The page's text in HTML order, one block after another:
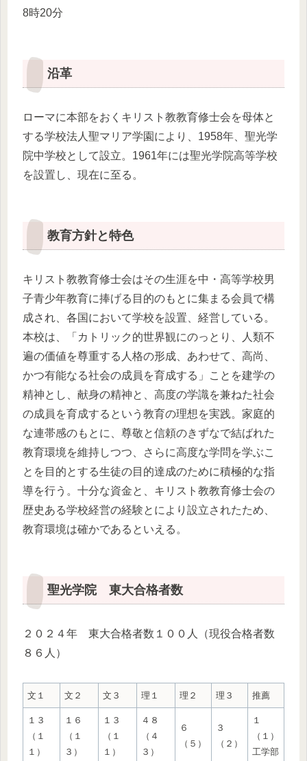
8時20分
沿革
ローマに本部をおくキリスト教教育修士会を母体と
する学校法人聖マリア学園により、1958年、聖光学
院中学校として設立。1961年には聖光学院高等学校
を設置し、現在に至る。
教育方針と特色
キリスト教教育修士会はその生涯を中・高等学校男
子青少年教育に捧げる目的のもとに集まる会員で構
成され、各国において学校を設置、経営している。
本校は、「カトリック的世界観にのっとり、人類不
遍の価値を尊重する人格の形成、あわせて、高尚、
かつ有能なる社会の成員を育成する」ことを建学の
精神とし、献身の精神と、高度の学識を兼ねた社会
の成員を育成するという教育の理想を実践。家庭的
な連帯感のもとに、尊敬と信頼のきずなで結ばれた
教育環境を維持しつつ、さらに高度な学問を学ぶこ
とを目的とする生徒の目的達成のために積極的な指
導を行う。十分な資金と、キリスト教教育修士会の
歴史ある学校経営の経験とにより設立されたため、
教育環境は確かであるといえる。
聖光学院 東大合格者数
２０２４年 東大合格者数１００人（現役合格者数
８６人）
文１ 文２ 文３ 理１ 理２ 理３ 推薦
１３
（１
１）
１６
（１
３）
１３
（１
１）
４８
（４
３）
６
（５）
３
（２）
１
（１）
工学部